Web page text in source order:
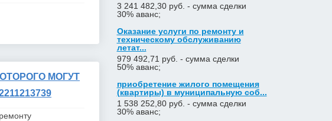
МОГУТ
3 241 482,30 руб. - сумма сделки
30% аванс;
Оказание услуги по ремонту и
техническому обслуживанию
летат...
979 492,71 руб. - сумма сделки
50% аванс;
приобретение жилого помещения
(квартиры) в муниципальную соб...
1 538 252,80 руб. - сумма сделки
30% аванс;